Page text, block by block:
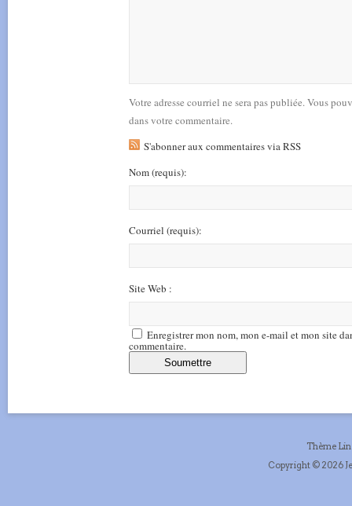
Votre adresse courriel ne sera pas publiée. Vous
dans votre commentaire.
S'abonner aux commentaires via RSS
Nom(requis):
Courriel (requis):
Site Web :
Enregistrer mon nom, mon e-mail et mon site
commentaire.
Thème
Copyright © 2026